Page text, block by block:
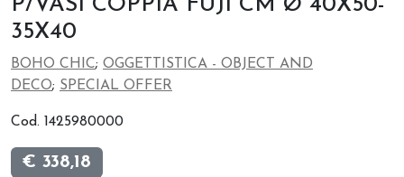
P/VASI COPPIA FUJI CM Ø 40X50-
35X40
BOHO CHIC; OGGETTISTICA - OBJECT AND
DECO; SPECIAL OFFER
Cod. 1425980000
€ 338,18